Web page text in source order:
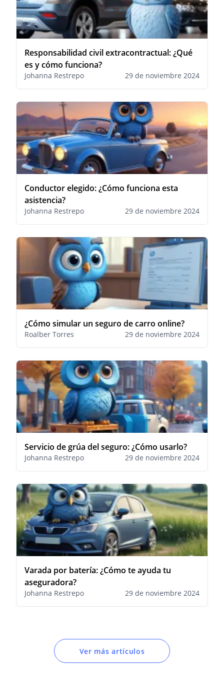
Responsabilidad civil extracontractual: ¿Qué
es y cómo funciona?
Johanna Restrepo 29 de noviembre 2024
Conductor elegido: ¿Cómo funciona esta
asistencia?
Johanna Restrepo 29 de noviembre 2024
¿Cómo simular un seguro de carro online?
Roalber Torres 29 de noviembre 2024
Servicio de grúa del seguro: ¿Cómo usarlo?
Johanna Restrepo 29 de noviembre 2024
Varada por batería: ¿Cómo te ayuda tu
aseguradora?
Johanna Restrepo 29 de noviembre 2024
Ver más artículos